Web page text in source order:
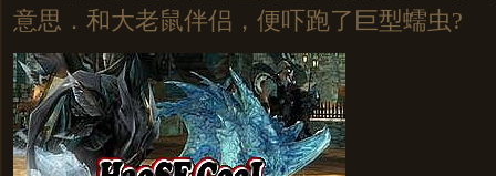
意思．和大老鼠伴侣，便吓跑了巨型蠕虫?